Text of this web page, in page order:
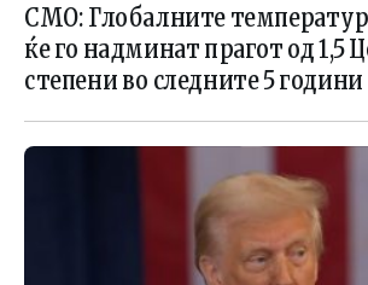
СМО: Глобалните
ќе го надминат прагот од 1,5
степени во следните 5 години